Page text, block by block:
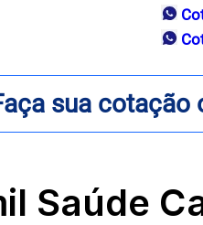
sua cotação
Saúde